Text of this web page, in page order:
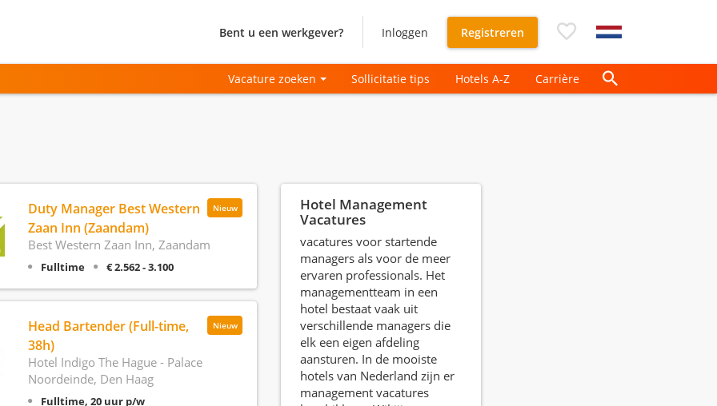
Bent u een werkgever? Inloggen Registreren
Vacature zoeken Sollicitatie tips Hotels A-Z Carrière
Nieuw
Duty Manager Best Western
Zaan Inn (Zaandam)
Best Western Zaan Inn, Zaandam
Fulltime € 2.562 - 3.100
Nieuw
Head Bartender (Full-time,
38h)
Hotel Indigo The Hague - Palace
Noordeinde, Den Haag
Fulltime, 20 uur p/w
Hotel Management
Vacatures
vacatures voor startende
managers als voor de meer
ervaren professionals. Het
managementteam in een
hotel bestaat vaak uit
verschillende managers die
elk een eigen afdeling
aansturen. In de mooiste
hotels van Nederland zijn er
management vacatures